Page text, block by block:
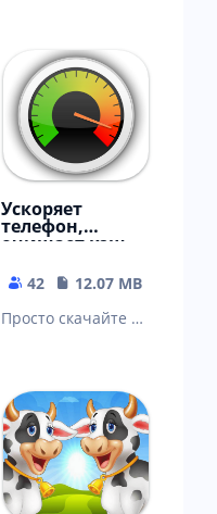
Ускоряет
телефон,
очищает кэш
ватсап
42
12.07 MB
Просто скачайте и